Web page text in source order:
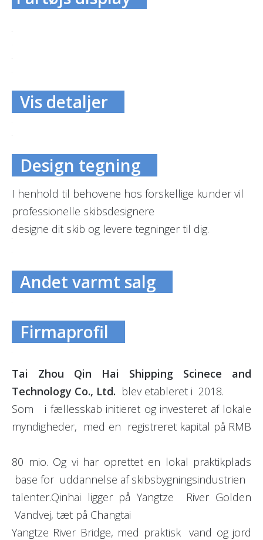
Vis detaljer
Design tegning
I henhold til behovene hos forskellige kunder vil
professionelle skibsdesignere
designe dit skib og levere tegninger til dig.
Andet varmt salg
Firmaprofil
Tai Zhou Qin Hai Shipping Scinece and
Technology Co., Ltd. blev etableret i 2018.
Som i fællesskab initieret og investeret af lokale
myndigheder, med en registreret kapital på RMB
80 mio. Og vi har oprettet en lokal praktikplads
base for uddannelse af skibsbygningsindustrien
talenter.Qinhai ligger på Yangtze River Golden
Vandvej, tæt på Changtai
Yangtze River Bridge, med praktisk vand og jord